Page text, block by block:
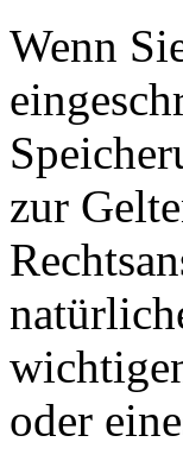
Wenn
zur
oder